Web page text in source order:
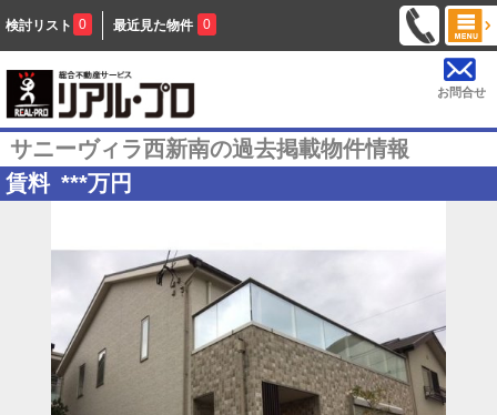
検討リスト 0 最近見た物件 0
お問合せ
サニーヴィラ西新南の過去掲載物件情報
賃料 ***万円